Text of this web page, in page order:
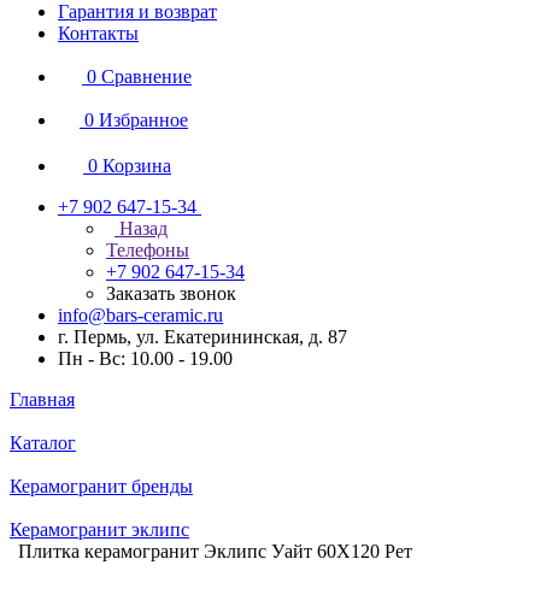
Гарантия и возврат
Контакты
0 Сравнение
0 Избранное
0 Корзина
+7 902 647-15-34
Назад
Телефоны
+7 902 647-15-34
Заказать звонок
info@bars-ceramic.ru
г. Пермь, ул. Екатерининская, д. 87
Пн - Вс: 10.00 - 19.00
Главная
Каталог
Керамогранит бренды
Керамогранит эклипс
Плитка керамогранит Эклипс Уайт 60X120 Рет